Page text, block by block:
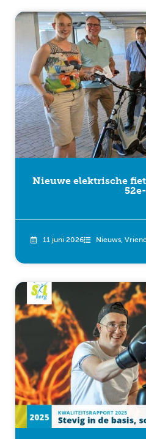
Nieuwe elektrische
11 juni 2026 Nieuws,